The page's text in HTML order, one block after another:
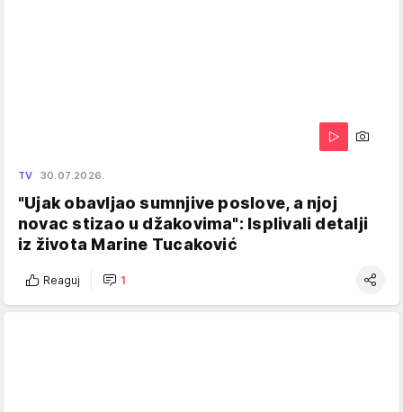
TV 30.07.2026.
"Ujak obavljao sumnjive poslove, a njoj
novac stizao u džakovima": Isplivali detalji
iz života Marine Tucaković
Reaguj 1